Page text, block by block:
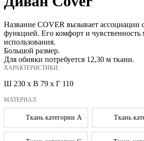
Название COVER вызывает ассоциации
функцией. Его комфорт и чувственность
использования.
Большой размер.
Для обивки потребуется 12,30 м ткани.
ХАРАКТЕРИСТИКИ:
Ш 230 x В 79 x Г 110
МАТЕРИАЛ:
Ткань категории A Ткань